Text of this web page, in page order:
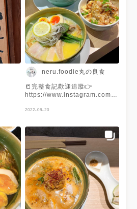
分軟嫩 還有一根玉米筍解膩 餐
前還會送小菜當開胃菜 有囍也
是台中必吃拉麵之一 本來想點
豐登醇濃雞白湯 無奈太晚報到
已售罄 他們家的雞白湯變化延
伸很多 喜歡雞白湯的朋友 來台
中一定要試試
neru.foodie丸の良食
📒完整食記歡迎追蹤👉
https://www.instagram.com/
https://goo.gl/maps/
整部落格 🍰建議使用Chrome瀏
覽器或是電腦觀看 - 🏷 #台北美
食 #新北美食 #nerufoodie
2022-08-20